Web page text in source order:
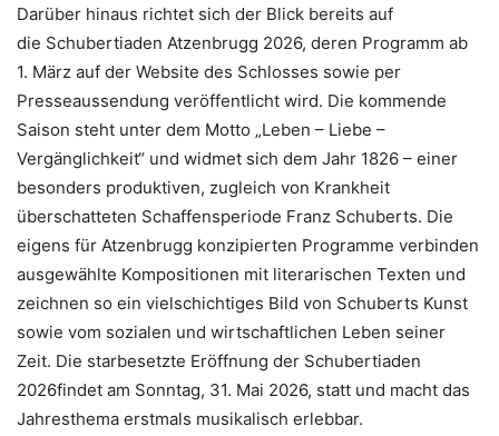
Darüber hinaus richtet sich der Blick bereits auf
die Schubertiaden Atzenbrugg 2026, deren Programm ab
1. März auf der Website des Schlosses sowie per
Presseaussendung veröffentlicht wird. Die kommende
Saison steht unter dem Motto „Leben – Liebe –
Vergänglichkeit“ und widmet sich dem Jahr 1826 – einer
besonders produktiven, zugleich von Krankheit
überschatteten Schaffensperiode Franz Schuberts. Die
eigens für Atzenbrugg konzipierten Programme verbinden
ausgewählte Kompositionen mit literarischen Texten und
zeichnen so ein vielschichtiges Bild von Schuberts Kunst
sowie vom sozialen und wirtschaftlichen Leben seiner
Zeit. Die starbesetzte Eröffnung der Schubertiaden
2026findet am Sonntag, 31. Mai 2026, statt und macht das
Jahresthema erstmals musikalisch erlebbar.